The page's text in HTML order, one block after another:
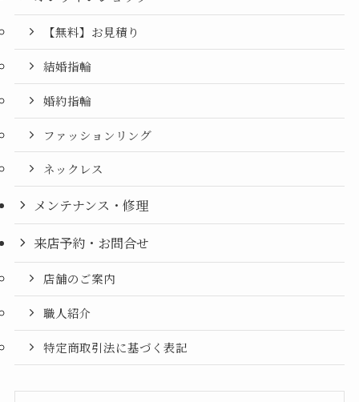
【無料】お見積り
結婚指輪
婚約指輪
ファッションリング
ネックレス
メンテナンス・修理
来店予約・お問合せ
店舗のご案内
職人紹介
特定商取引法に基づく表記